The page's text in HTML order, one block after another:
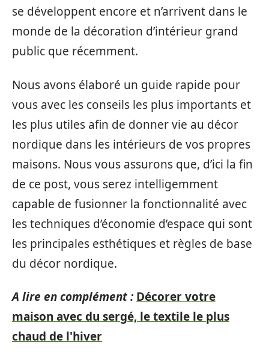
se développent encore et n’arrivent dans le
monde de la décoration d’intérieur grand
public que récemment.
Nous avons élaboré un guide rapide pour
vous avec les conseils les plus importants et
les plus utiles afin de donner vie au décor
nordique dans les intérieurs de vos propres
maisons. Nous vous assurons que, d’ici la fin
de ce post, vous serez intelligemment
capable de fusionner la fonctionnalité avec
les techniques d’économie d’espace qui sont
les principales esthétiques et règles de base
du décor nordique.
A lire en complément : Décorer votre
maison avec du sergé, le textile le plus
chaud de l'hiver